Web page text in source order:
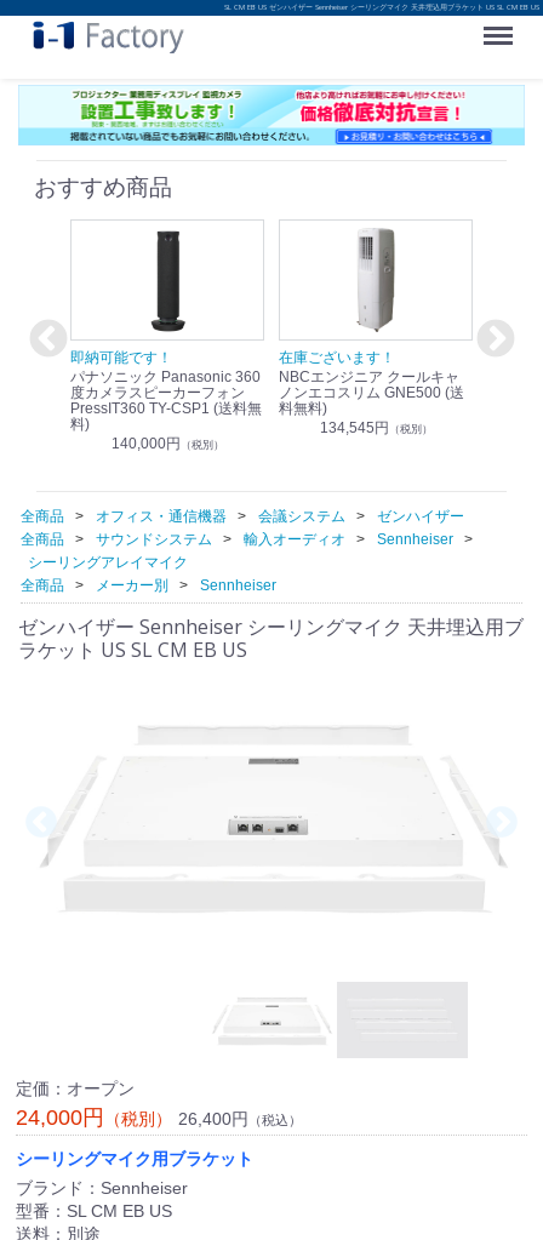
SL CM EB US ゼンハイザー Sennheiser シーリングマイク 天井埋込用ブラケット US SL CM EB US
Menu
おすすめ商品
即納可能です！
パナソニック Panasonic 360
度カメラスピーカーフォン
PressIT360 TY-CSP1 (送料無
料)
140,000円 （税別）
在庫ございます！
NBCエンジニア クールキャ
ノンエコスリム GNE500 (送
料無料)
134,545円 （税別）
即納可
全商品 オフィス・通信機器 会議システム
ゼンハイザー
全商品
サウンドシステム 輸入オーディオ
Sennheiser
シーリングアレイマイク
全商品
メーカー別 Sennheiser
ゼンハイザー Sennheiser シーリングマイク 天井埋込用ブ
ラケット US SL CM EB US
定価：オープン
24,000円 （税別） 26,400円 （税込）
シーリングマイク用ブラケット
ブランド：Sennheiser
型番：SL CM EB US
送料：別途